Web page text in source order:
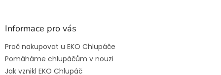
Informace pro vás
Proč nakupovat u EKO Chlupáče
Pomáháme chlupáčům v nouzi
Jak vznikl EKO Chlupáč